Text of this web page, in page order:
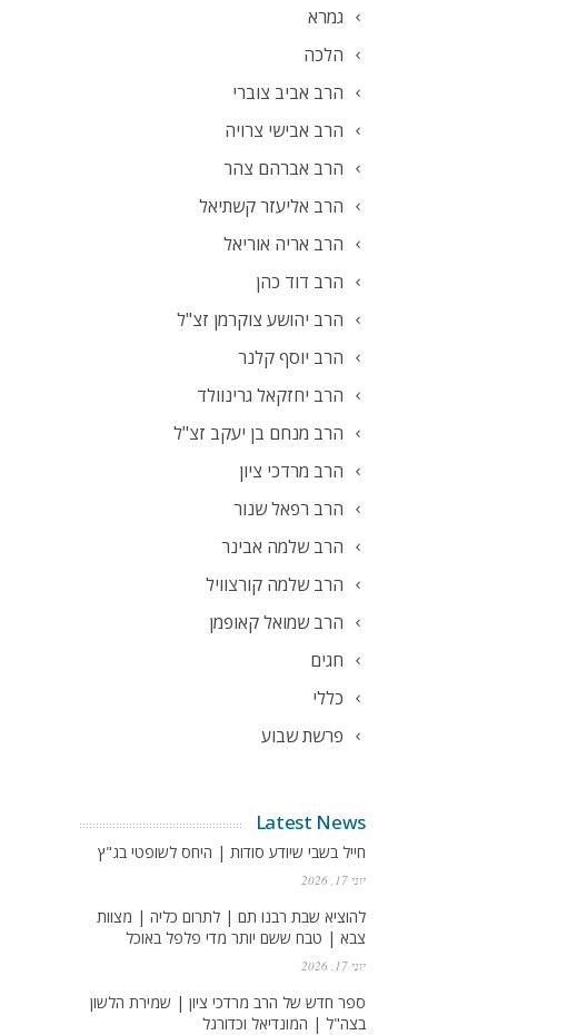
גמרא
הלכה
הרב אביב צוברי
הרב אבישי צרויה
הרב אברהם צהר
הרב אליעזר קשתיאל
הרב אריה אוריאל
הרב דוד כהן
הרב יהושע צוקרמן זצ"ל
הרב יוסף קלנר
הרב יחזקאל גרינוולד
הרב מנחם בן יעקב זצ"ל
הרב מרדכי ציון
הרב רפאל שנור
הרב שלמה אבינר
הרב שלמה קורצוויל
הרב שמואל קאופמן
חגים
כללי
פרשת שבוע
Latest News
חייל בשבי שיודע סודות | היחס לשופטי בג"ץ
יוני 17, 2026
להוציא שבת רבנו תם | לתרום כליה | מצוות
צבא | טבח ששם יותר מדי פלפל באוכל
יוני 17, 2026
ספר חדש של הרב מרדכי ציון | שמירת הלשון
בצה"ל | המונדיאל וכדורגל